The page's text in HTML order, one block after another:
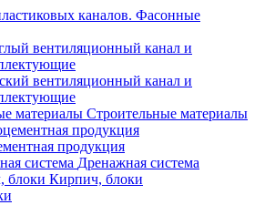
каналов. Фасонные
вентиляционный канал и
вентиляционный канал и
Строительные материалы
продукция
Дренажная система
Кирпич, блоки